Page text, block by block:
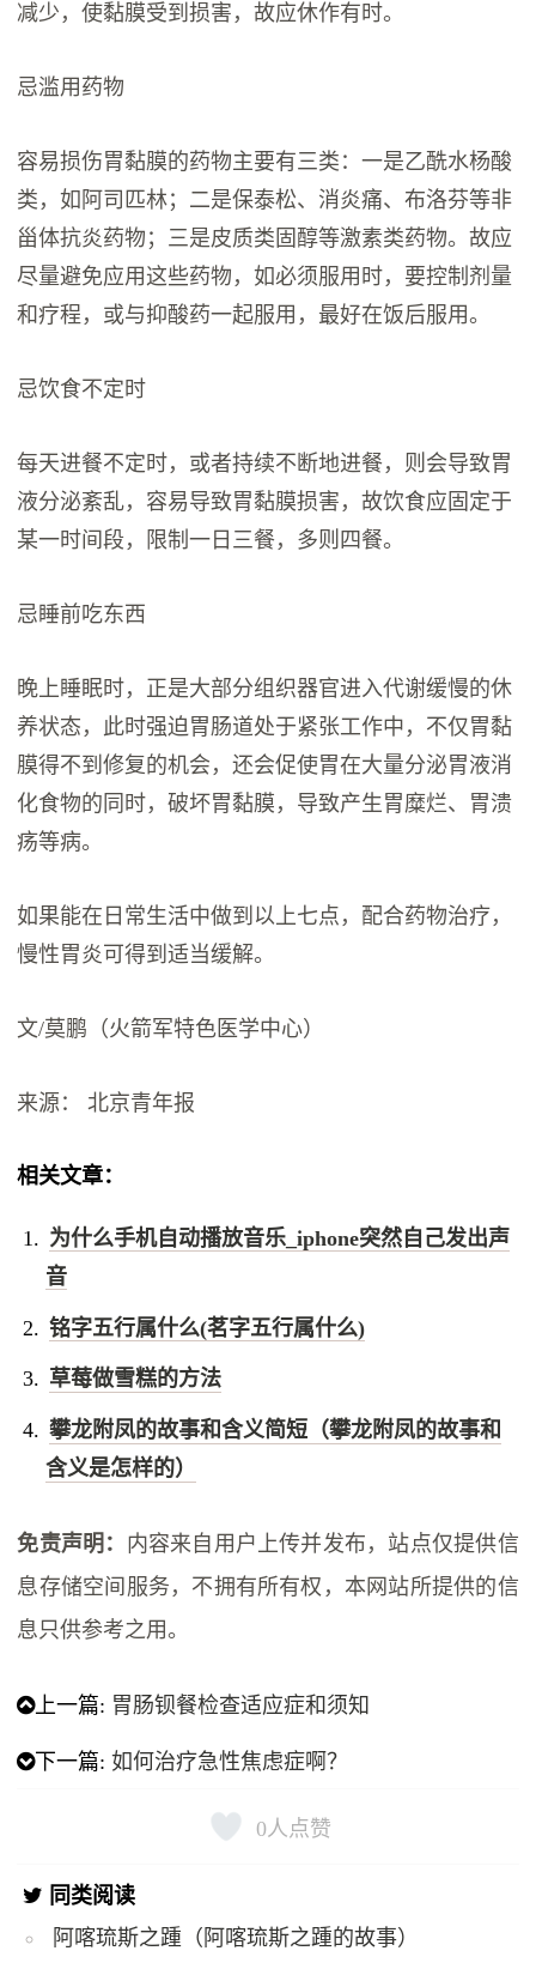
减少，使黏膜受到损害，故应休作有时。
忌滥用药物
容易损伤胃黏膜的药物主要有三类：一是乙酰水杨酸
类，如阿司匹林；二是保泰松、消炎痛、布洛芬等非
甾体抗炎药物；三是皮质类固醇等激素类药物。故应
尽量避免应用这些药物，如必须服用时，要控制剂量
和疗程，或与抑酸药一起服用，最好在饭后服用。
忌饮食不定时
每天进餐不定时，或者持续不断地进餐，则会导致胃
液分泌紊乱，容易导致胃黏膜损害，故饮食应固定于
某一时间段，限制一日三餐，多则四餐。
忌睡前吃东西
晚上睡眠时，正是大部分组织器官进入代谢缓慢的休
养状态，此时强迫胃肠道处于紧张工作中，不仅胃黏
膜得不到修复的机会，还会促使胃在大量分泌胃液消
化食物的同时，破坏胃黏膜，导致产生胃糜烂、胃溃
疡等病。
如果能在日常生活中做到以上七点，配合药物治疗，
慢性胃炎可得到适当缓解。
文/莫鹏（火箭军特色医学中心）
来源： 北京青年报
相关文章：
为什么手机自动播放音乐_iphone突然自己发出声
音
铭字五行属什么(茗字五行属什么)
草莓做雪糕的方法
攀龙附凤的故事和含义简短（攀龙附凤的故事和
含义是怎样的）
免责声明： 内容来自用户上传并发布，站点仅提供信
息存储空间服务，不拥有所有权，本网站所提供的信
息只供参考之用。
上一篇: 胃肠钡餐检查适应症和须知
下一篇:如何治疗急性焦虑症啊？
0人点赞
同类阅读
阿喀琉斯之踵（阿喀琉斯之踵的故事）